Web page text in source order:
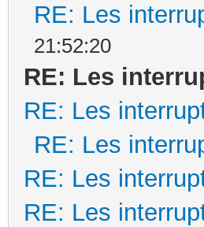
RE: Les
21:52:20
RE: Les
RE: Les
RE: Les
RE: Les
RE: Les